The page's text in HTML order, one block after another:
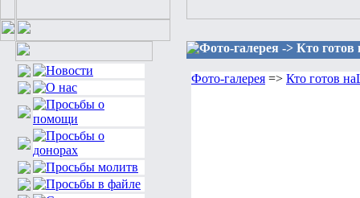
Фото-галерея -> Кто
Фото-галерея => Кто готов